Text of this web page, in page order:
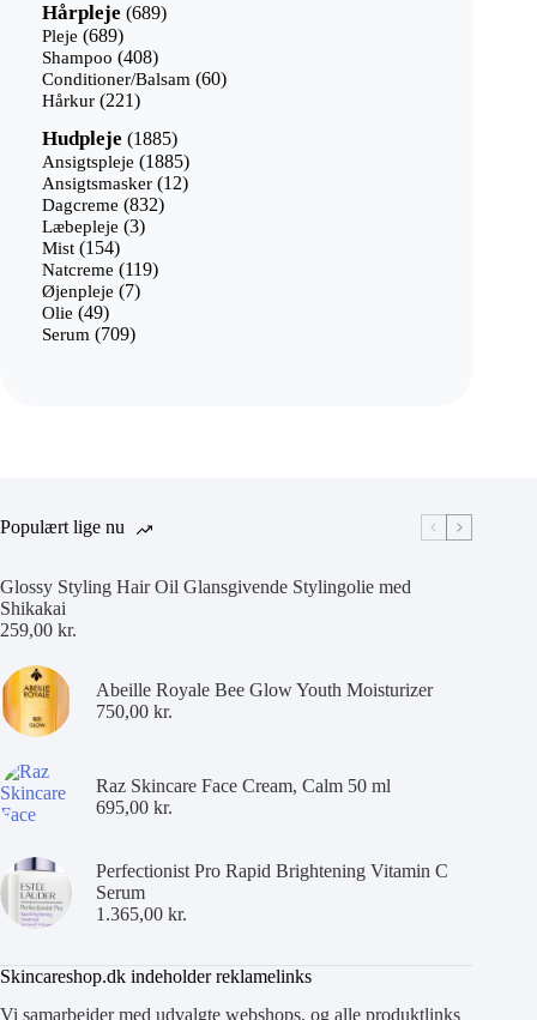
Hårpleje 689689
Pleje 689689
varer
Shampoo 408408
varer
Conditioner/Balsam 6060
Hårkur 221221
Hudpleje 18851885
varer
Ansigtspleje 18851885
varer
Ansigtsmasker 1212
Dagcreme 832832
Læbepleje 33
Mist 154154
varer
Natcreme 119119
Øjenpleje 77
Olie 4949
varer
Serum 709709
Populært lige nu
Glossy Styling Hair Oil Glansgivende Stylingolie med
Shikakai
259,00 kr.
Abeille Royale Bee Glow Youth Moisturizer
750,00 kr.
Raz Skincare Face Cream, Calm 50 ml
695,00 kr.
Perfectionist Pro Rapid Brightening Vitamin C
Serum
1.365,00 kr.
Skincareshop.dk indeholder reklamelinks
Vi samarbejder med udvalgte webshops, og alle produktlinks